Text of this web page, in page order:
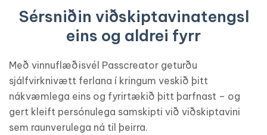
Sérsniðin viðskiptavinatengsl
eins og aldrei fyrr
Með vinnuflæðisvél Passcreator geturðu
sjálfvirknivætt ferlana í kringum veskið þitt
nákvæmlega eins og fyrirtækið þitt þarfnast – og
gert kleift persónulega samskipti við viðskiptavini
sem raunverulega ná til þeirra.